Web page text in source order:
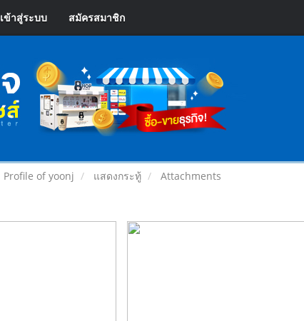
เข้าสู่ระบบ สมัครสมาชิก
Profile of yoonj แสดงกระทู้ Attachments